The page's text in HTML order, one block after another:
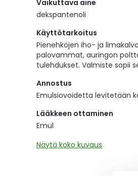
the
images
Vaikuttava aine
dekspantenoli
Käyttötarkoitus
Pienehköjen iho- ja
palovammat, auringon
tulehdukset. Valmiste sopii
Annostus
Emulsiovoidetta levitetään
Lääkkeen ottaminen
Emul
Näytä koko kuvaus